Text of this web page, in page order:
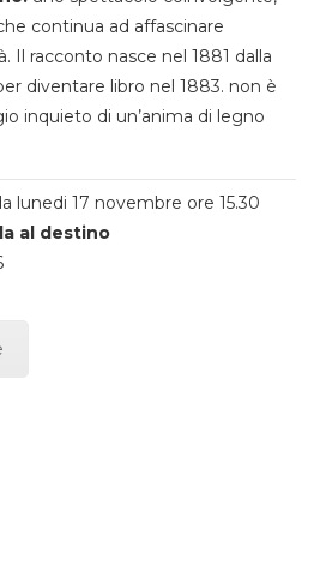
continua ad affascinare
racconto nasce nel 1881 dalla
diventare libro nel 1883. non è
inquieto di un’anima di legno
lunedi 17 novembre ore 15.30
al destino